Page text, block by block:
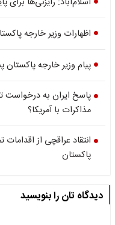
اظهارات وزیر خارجه
پیام وزیر خارجه پاکستان
پاسخ ایران به
مذاکرات با آمریکا؟
انتقاد عراقچی از اقدامات
پاکستان
دیدگاه تان را بنویسید